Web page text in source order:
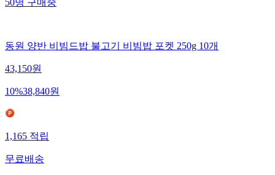
50명구매중
동원 양반 비빔드밥 불고기 비빔밥 포켓 250g 10개
43,150원
10%38,840원
1,165적립
무료배송